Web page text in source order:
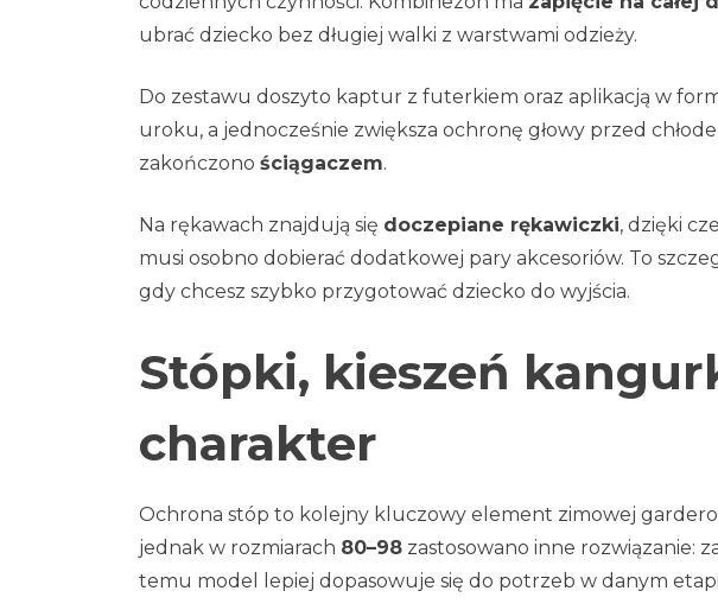
ubrać dziecko bez długiej walki z warstwami odzieży.
Do zestawu doszyto kaptur z futerkiem oraz aplikacją w
uroku, a jednocześnie zwiększa ochronę głowy przed
zakończono ściągaczem.
Na rękawach znajdują się doczepiane rękawiczki, dzięki
musi osobno dobierać dodatkowej pary akcesoriów. To
gdy chcesz szybko przygotować dziecko do wyjścia.
Stópki, kieszeń
charakter
Ochrona stóp to kolejny kluczowy element zimowej
jednak w rozmiarach 80–98 zastosowano inne rozwiązanie:
temu model lepiej dopasowuje się do potrzeb w danym